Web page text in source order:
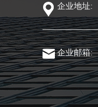
企业地址:
企业邮箱: